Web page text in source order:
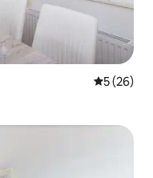
औसत रेटिंग
5 (26)